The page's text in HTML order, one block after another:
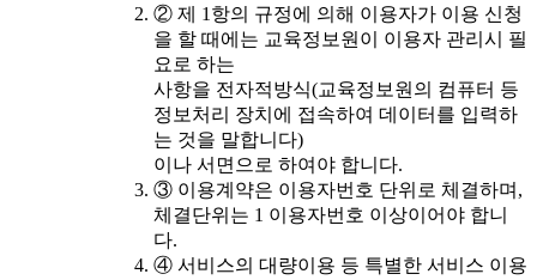
② 제 1항의 규정에 의해 이용자가 이용 신청
을 할 때에는 교육정보원이 이용자 관리시 필
요로 하는
사항을 전자적방식(교육정보원의 컴퓨터 등
정보처리 장치에 접속하여 데이터를 입력하
는 것을 말합니다)
이나 서면으로 하여야 합니다.
③ 이용계약은 이용자번호 단위로 체결하며,
체결단위는 1 이용자번호 이상이어야 합니
다.
④ 서비스의 대량이용 등 특별한 서비스 이용